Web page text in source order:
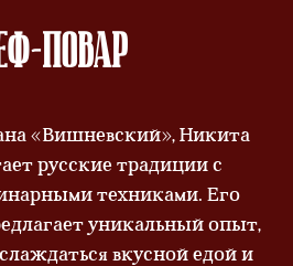
ПОВАР
«Вишневский», Никита
русские традиции с
техниками. Его
уникальный опыт,
вкусной едой и